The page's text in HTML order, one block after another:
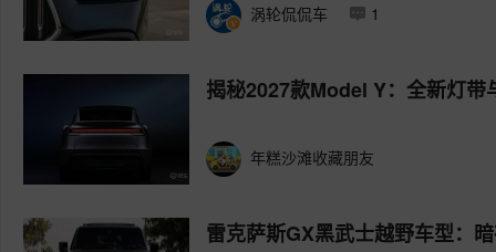
涡轮侃侃车 1
揭秘2027款Model Y：全新灯
年糕沙滩收藏朋友
雷克萨斯GX黑武士越野车型：